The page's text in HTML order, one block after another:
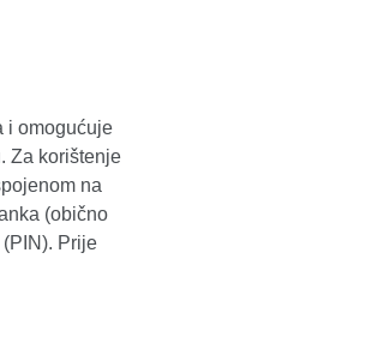
i omogućuje
Za korištenje
na
(obično
Prije